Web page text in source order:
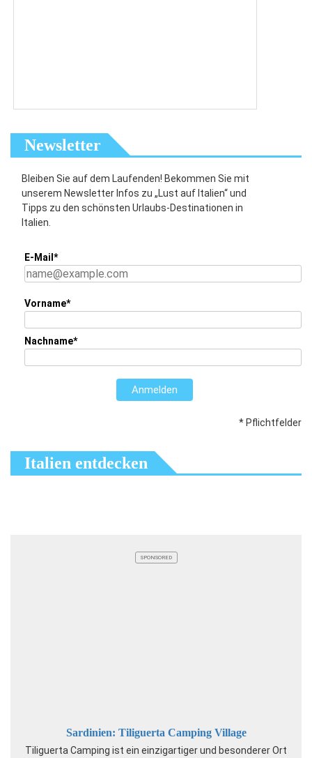
Newsletter
Bleiben Sie auf dem Laufenden! Bekommen Sie mit
unserem Newsletter Infos zu „Lust auf Italien“ und
Tipps zu den schönsten Urlaubs-Destinationen in
Italien.
E-Mail*
Vorname*
Nachname*
Anmelden
* Pflichtfelder
Italien entdecken
SPONSORED
Sardinien: Tiliguerta Camping Village
Tiliguerta Camping ist ein einzigartiger und besonderer Ort